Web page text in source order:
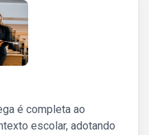
é completa ao
escolar, adotando